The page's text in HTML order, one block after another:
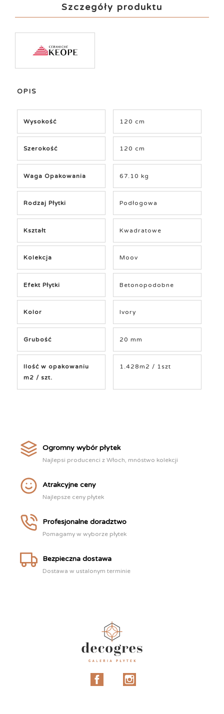
Szczegóły produktu
OPIS
Wysokość 120 cm
Szerokość 120 cm
Waga Opakowania 67.10 kg
Rodzaj Płytki Podłogowa
Kształt Kwadratowe
Kolekcja Moov
Efekt Płytki Betonopodobne
Kolor Ivory
Grubość 20 mm
Ilość w opakowaniu
m2 / szt.
1.428m2 / 1szt
Ogromny wybór płytek
Najlepsi producenci z Włoch, mnóstwo kolekcji
Atrakcyjne ceny
Najlepsze ceny płytek
Profesjonalne doradztwo
Pomagamy w wyborze płytek
Bezpieczna dostawa
Dostawa w ustalonym terminie
Facebook